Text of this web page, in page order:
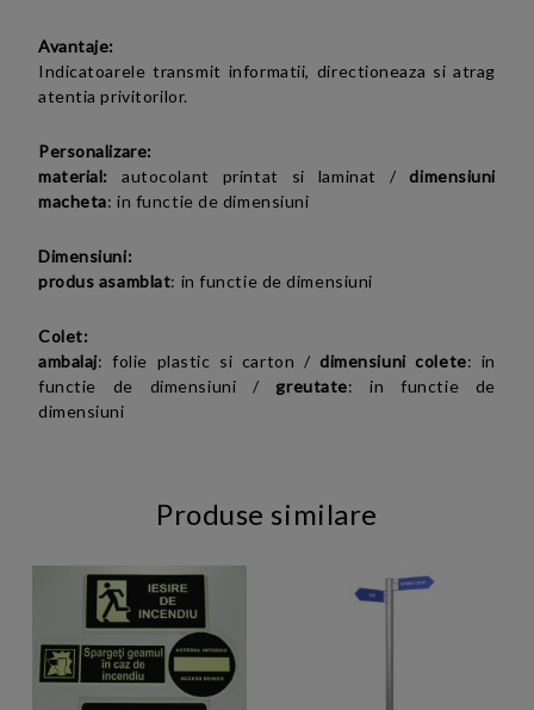
Avantaje:
Indicatoarele transmit informatii, directioneaza si atrag
atentia privitorilor.
Personalizare:
material:
autocolant printat si laminat /dimensiuni
macheta:in functie de dimensiuni
Dimensiuni:
produs asamblat: in functie de dimensiuni
Colet:
ambalaj: folie plastic si carton /dimensiuni colete: in
functie de dimensiuni /greutate: in functie de
dimensiuni
Produse similare